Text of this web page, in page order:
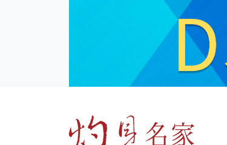
文化 財經